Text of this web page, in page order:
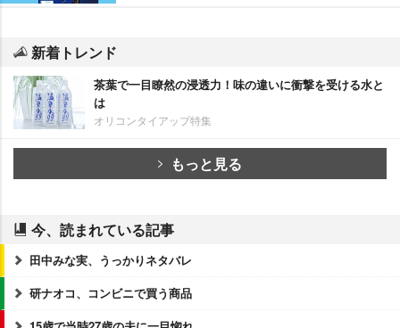
新着トレンド
茶葉で一目瞭然の浸透力！味の違いに衝撃を受ける水と
は
オリコンタイアップ特集
もっと見る
今、読まれている記事
田中みな実、うっかりネタバレ
研ナオコ、コンビニで買う商品